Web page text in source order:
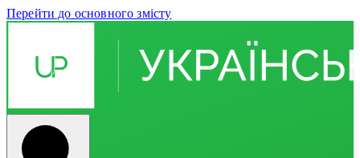
Перейти до основного змісту